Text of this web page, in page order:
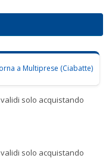
a Multiprese (Ciabatte)
solo acquistando
solo acquistando